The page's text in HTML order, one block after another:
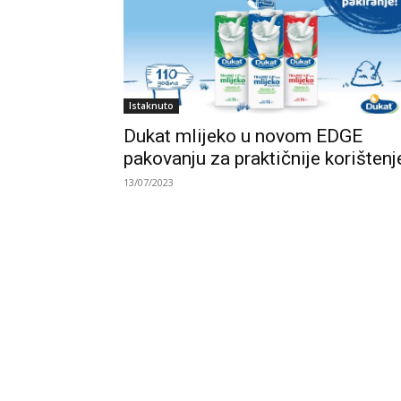
Istaknuto
Dukat mlijeko u novom EDGE
pakovanju za praktičnije
13/07/2023